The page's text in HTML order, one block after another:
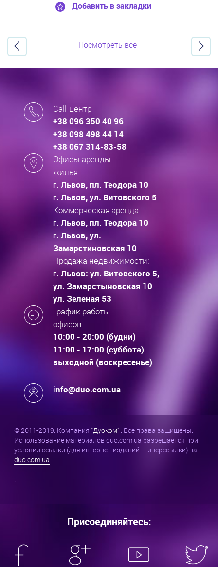
Добавить в закладки
Посмотреть все
Call-центр
+38 096 350 40 96
+38 098 498 44 14
+38 067 314-83-58
Офисы аренды
жилья:
г. Львов, пл. Теодора 10
г. Львов, ул. Витовского 5
Коммерческая аренда:
г. Львов, пл. Теодора 10
г. Львов, ул.
Замарстиновская 10
Продажа недвижимости:
г. Львов: ул. Витовского 5,
ул. Замарстыновская 10
ул. Зеленая 53
График работы
офисов:
10:00 - 20:00 (будни)
11:00 - 17:00 (суббота)
выходной (воскресенье)
info@duo.com.ua
© 2011-2019. Компания "Дуоком" . Все права защищены.
Использование материалов duo.com.ua разрешается при
условии ссылки (для интернет-изданий - гиперссылки) на
duo.com.ua
.
Присоединяйтесь: